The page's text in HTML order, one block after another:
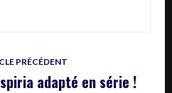
PRÉCÉDENT
adapté en série !